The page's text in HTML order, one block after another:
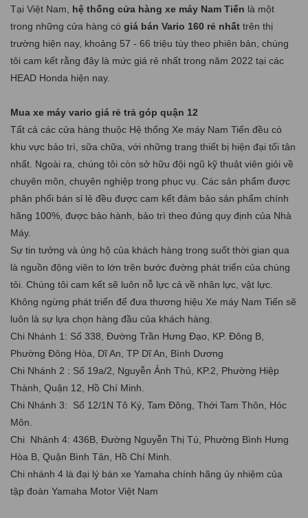
Tại Việt Nam, hệ thống cửa hàng xe máy Nam Tiến là một
trong những cửa hàng có giá bán Vario 160 rẻ nhất trên thị
trường hiện nay, khoảng 57 - 66 triệu tùy theo phiên bản, chúng
tôi cam kết rằng đây là mức giá rẻ nhất trong năm 2022 tại các
HEAD Honda hiện nay.
Mua xe máy vario giá rẻ trả góp quận 12
Tất cả các cửa hàng thuộc Hệ thống Xe máy Nam Tiến đều có
khu vực bảo trì, sữa chữa, với những trang thiết bị hiện đại tối tân
nhất. Ngoài ra, chúng tôi còn sở hữu đội ngũ kỹ thuật viên giỏi về
chuyên môn, chuyên nghiệp trong phục vụ. Các sản phẩm được
phân phối bán sỉ lẻ đều được cam kết đảm bảo sản phẩm chính
hãng 100%, được bảo hành, bảo trì theo đúng quy định của Nhà
Máy.
Sự tin tưởng và ủng hộ của khách hàng trong suốt thời gian qua
là nguồn động viên to lớn trên bước đường phát triển của chúng
tôi. Chúng tôi cam kết sẽ luôn nỗ lực cả về nhân lực, vật lực.
Không ngừng phát triển để đưa thương hiệu Xe máy Nam Tiến sẽ
luôn là sự lựa chọn hàng đầu của khách hàng.
Chi Nhánh 1: Số 338, Đường Trần Hưng Đạo, KP. Đông B,
Phường Đông Hòa, Dĩ An, TP Dĩ An, Bình Dương
Chi Nhánh 2 : Số 19a/2, Nguyễn Ảnh Thủ, KP.2, Phường Hiệp
Thành, Quận 12, Hồ Chí Minh.
Chi Nhánh 3: Số 12/1N Tô Ký, Tam Đông, Thới Tam Thôn, Hóc
Môn.
Chi Nhánh 4: 436B, Đường Nguyễn Thị Tú, Phường Bình Hưng
Hòa B, Quận Bình Tân, Hồ Chí Minh.
Chi nhánh 4 là đại lý bán xe Yamaha chính hãng ủy nhiệm của
tập đoàn Yamaha Motor Việt Nam